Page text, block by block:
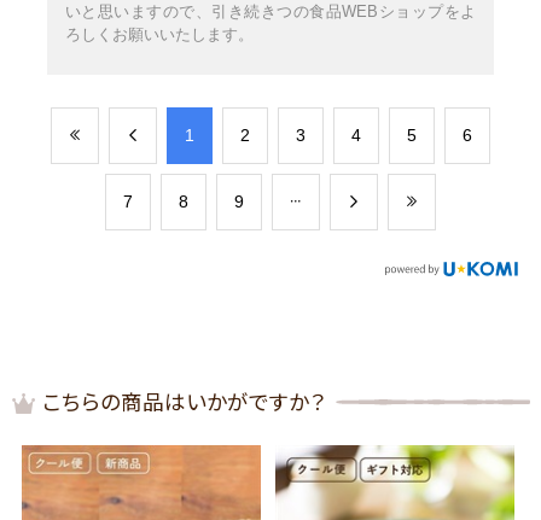
いと思いますので、引き続きつの食品WEBショップをよ
ろしくお願いいたします。
​1 ​2 ​3 ​4 ​5 ​6
​7 ​8 ​9
こちらの商品はいかがですか？